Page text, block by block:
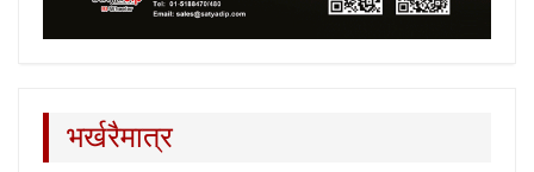
भर्खरैमात्र